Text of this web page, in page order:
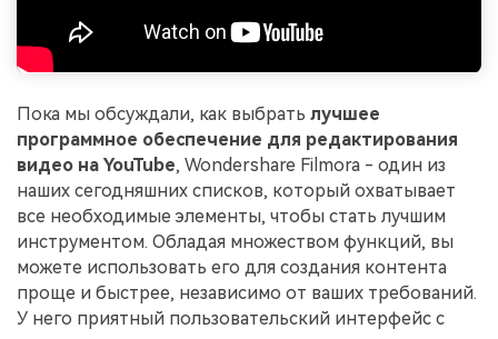
Пока мы обсуждали, как выбрать лучшее
программное обеспечение для редактирования
видео на YouTube, Wondershare Filmora - один из
наших сегодняшних списков, который охватывает
все необходимые элементы, чтобы стать лучшим
инструментом. Обладая множеством функций, вы
можете использовать его для создания контента
проще и быстрее, независимо от ваших требований.
У него приятный пользовательский интерфейс с